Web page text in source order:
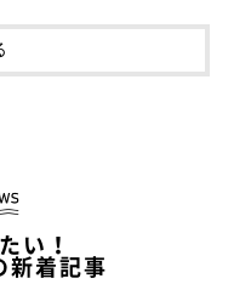
い！
新着記事